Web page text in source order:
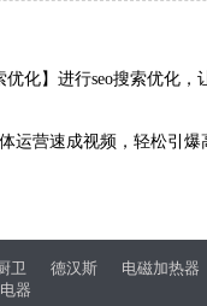
优化】进行seo搜索优化
运营速成视频，轻松引
卫 德汉斯 电磁加热器
器